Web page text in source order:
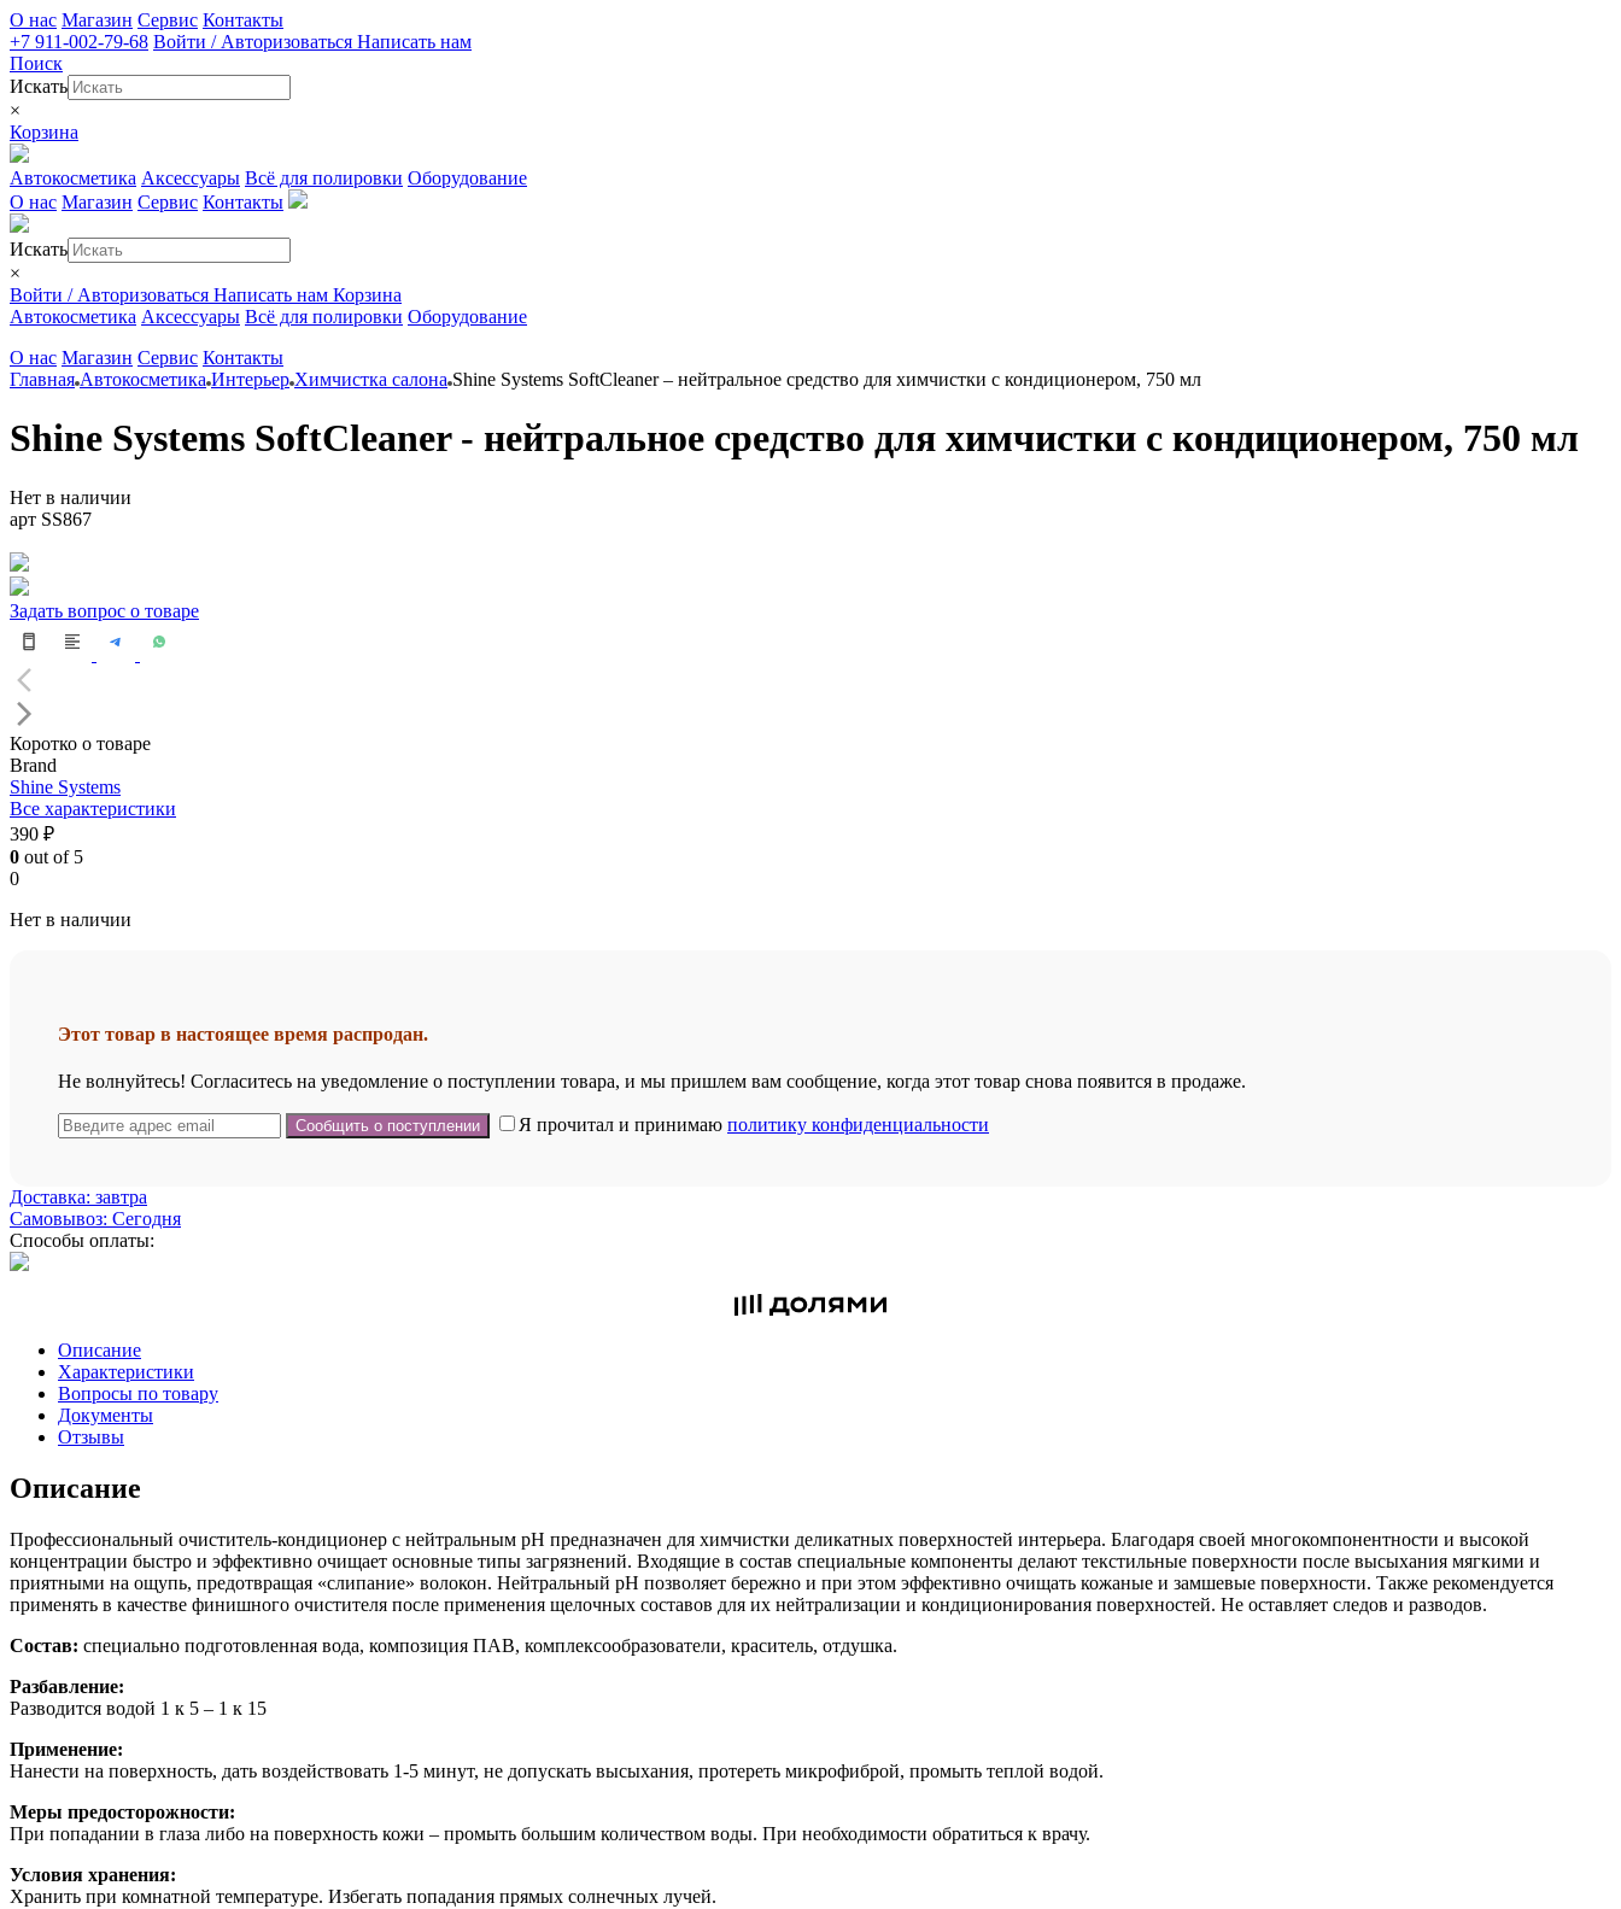
О нас Магазин Сервис Контакты
+7 911-002-79-68 Войти / Авторизоваться Написать нам
Поиск
Искать
×
Корзина
Автокосметика Аксессуары Всё для полировки Оборудование
О нас Магазин Сервис Контакты
Искать
×
Войти / Авторизоваться Написать нам Корзина
Автокосметика Аксессуары Всё для полировки Оборудование
О нас Магазин Сервис Контакты
Главная Автокосметика Интерьер Химчистка салона Shine Systems SoftCleaner – нейтральное средство для химчистки с кондиционером, 750 мл
Shine Systems SoftCleaner - нейтральное средство для химчистки с кондиционером, 750 мл
Нет в наличии
арт SS867
Задать вопрос о товаре
Коротко о товаре
Brand
Shine Systems
Все характеристики
390 ₽
0 out of 5
0
Нет в наличии
Этот товар в настоящее время распродан.
Не волнуйтесь! Согласитесь на уведомление о поступлении товара, и мы пришлем вам сообщение, когда этот товар снова появится в продаже.
Я прочитал и принимаю политику конфиденциальности
Доставка: завтра
Самовывоз: Сегодня
Способы оплаты:
Описание
Характеристики
Вопросы по товару
Документы
Отзывы
Описание
Профессиональный очиститель-кондиционер с нейтральным pH предназначен для химчистки деликатных поверхностей интерьера. Благодаря своей многокомпонентности и высокой
концентрации быстро и эффективно очищает основные типы загрязнений. Входящие в состав специальные компоненты делают текстильные поверхности после высыхания мягкими и
приятными на ощупь, предотвращая «слипание» волокон. Нейтральный pH позволяет бережно и при этом эффективно очищать кожаные и замшевые поверхности. Также рекомендуется
применять в качестве финишного очистителя после применения щелочных составов для их нейтрализации и кондиционирования поверхностей. Не оставляет следов и разводов.
Состав: специально подготовленная вода, композиция ПАВ, комплексообразователи, краситель, отдушка.
Разбавление:
Разводится водой 1 к 5 – 1 к 15
Применение:
Нанести на поверхность, дать воздействовать 1-5 минут, не допускать высыхания, протереть микрофиброй, промыть теплой водой.
Меры предосторожности:
При попадании в глаза либо на поверхность кожи – промыть большим количеством воды. При необходимости обратиться к врачу.
Условия хранения:
Хранить при комнатной температуре. Избегать попадания прямых солнечных лучей.